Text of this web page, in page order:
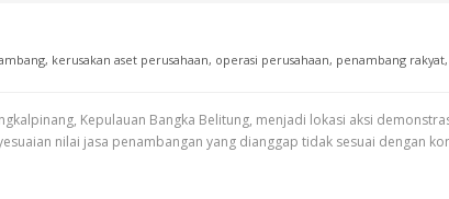
, kerusakan aset perusahaan, operasi perusahaan, penambang rakyat,
Kepulauan Bangka Belitung, menjadi lokasi aksi
nilai jasa penambangan yang dianggap tidak sesuai dengan